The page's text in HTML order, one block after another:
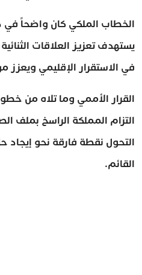
الخطاب الملكي كان واضحاً في
يستهدف تعزيز العلاقات
في الاستقرار الإقليمي ويعزز
القرار الأممي وما تلاه من
التزام المملكة الراسخ بملف
التحول نقطة فارقة نحو إيجاد
القائم.